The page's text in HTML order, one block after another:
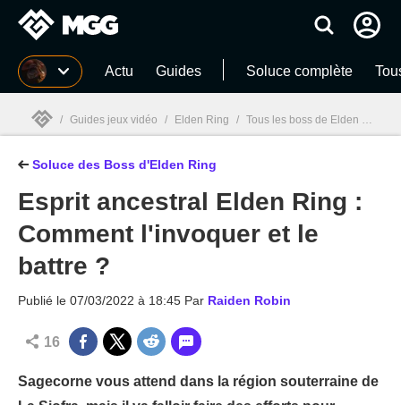
MGG Actu Guides Soluce complète
MGG
/ Guides jeux vidéo / Elden Ring / Tous les boss de Elden Ring : Position, Solution et Guides vidéo
Soluce des Boss d'Elden Ring
Esprit ancestral Elden Ring :
Comment l'invoquer et le
battre ?
Publié le 07/03/2022 à 18:45 Par Raiden Robin
16
Sagecorne vous attend dans la région souterraine de